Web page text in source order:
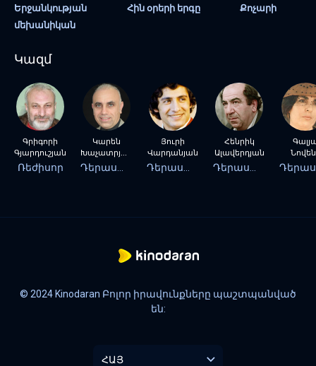
Երջանկության
մեխանիկան
Հին օրերի երգը Քոչարի
Կազմ
Գրիգորի
Գյարդուշյան
Ռեժիսոր
Կարեն
Խաչատրյան
Յուրի
Վարդանյան
Հենրիկ
Ալավերդյան
© 2024 Kinodaran Բոլոր իրավունքները պաշտպանված
են:
ՀԱՅ